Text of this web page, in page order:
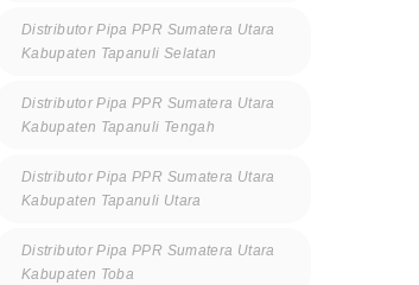
Distributor Pipa PPR Sumatera Utara
Kabupaten Tapanuli Selatan
Distributor Pipa PPR Sumatera Utara
Kabupaten Tapanuli Tengah
Distributor Pipa PPR Sumatera Utara
Kabupaten Tapanuli Utara
Distributor Pipa PPR Sumatera Utara
Kabupaten Toba